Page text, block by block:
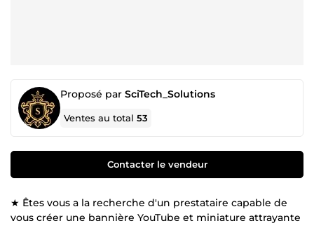
Proposé par SciTech_Solutions
Ventes au total53
Contacter le vendeur
★ Êtes vous a la recherche d'un prestataire capable de
vous créer une bannière YouTube et miniature attrayante